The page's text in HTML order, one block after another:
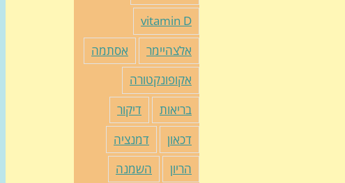
vitamin D
אלצהיימר
אסתמה
אקופונקטורה
בריאות
דיקור
דכאון
דמנציה
הריון
השמנה